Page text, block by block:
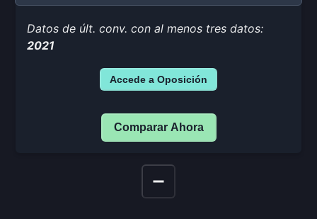
Datos de últ. conv. con al menos tres datos:
2021
Accede a Oposición
Comparar Ahora